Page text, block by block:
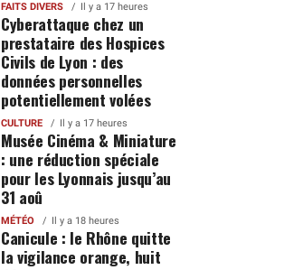
FAITS DIVERS Il y a 17 heures
Cyberattaque chez un
prestataire des Hospices
Civils de Lyon : des
données personnelles
potentiellement volées
CULTURE Il y a 17 heures
Musée Cinéma & Miniature
: une réduction spéciale
pour les Lyonnais jusqu’au
31 aoû
MÉTÉO Il y a 18 heures
Canicule : le Rhône quitte
la vigilance orange, huit